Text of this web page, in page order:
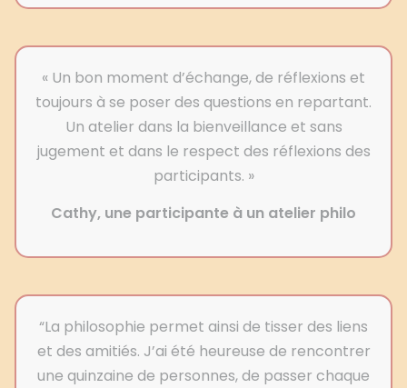
« Un bon moment d’échange, de réflexions et
toujours à se poser des questions en repartant.
Un atelier dans la bienveillance et sans
jugement et dans le respect des réflexions des
participants. »
Cathy, une participante à un atelier philo
“La philosophie permet ainsi de tisser des liens
et des amitiés. J’ai été heureuse de rencontrer
une quinzaine de personnes, de passer chaque